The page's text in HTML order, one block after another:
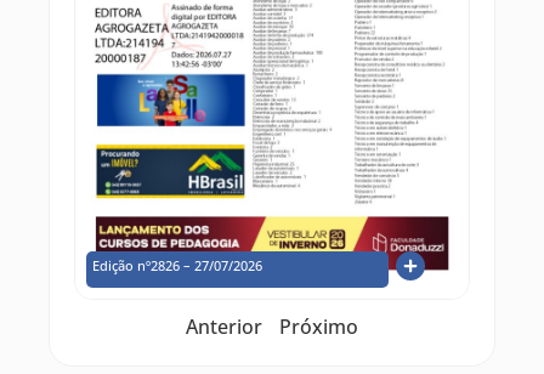
Edição nº2826 – 27/07/2026
Anterior Próximo